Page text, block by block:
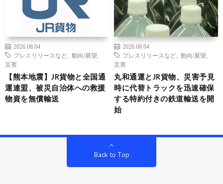
2026.08.04
プレスリリースなど
動向/展望
災害
【熊本地震】JR貨物と全国通
運連盟、被災自治体への救援
物資を無償輸送
2026.08.04
プレスリリースなど
動向/展望
災害
丸和通運とJR貨物、災害予見
時に代替トラックを迅速確保
する特約付きの鉄道輸送を開
始
Back to Top